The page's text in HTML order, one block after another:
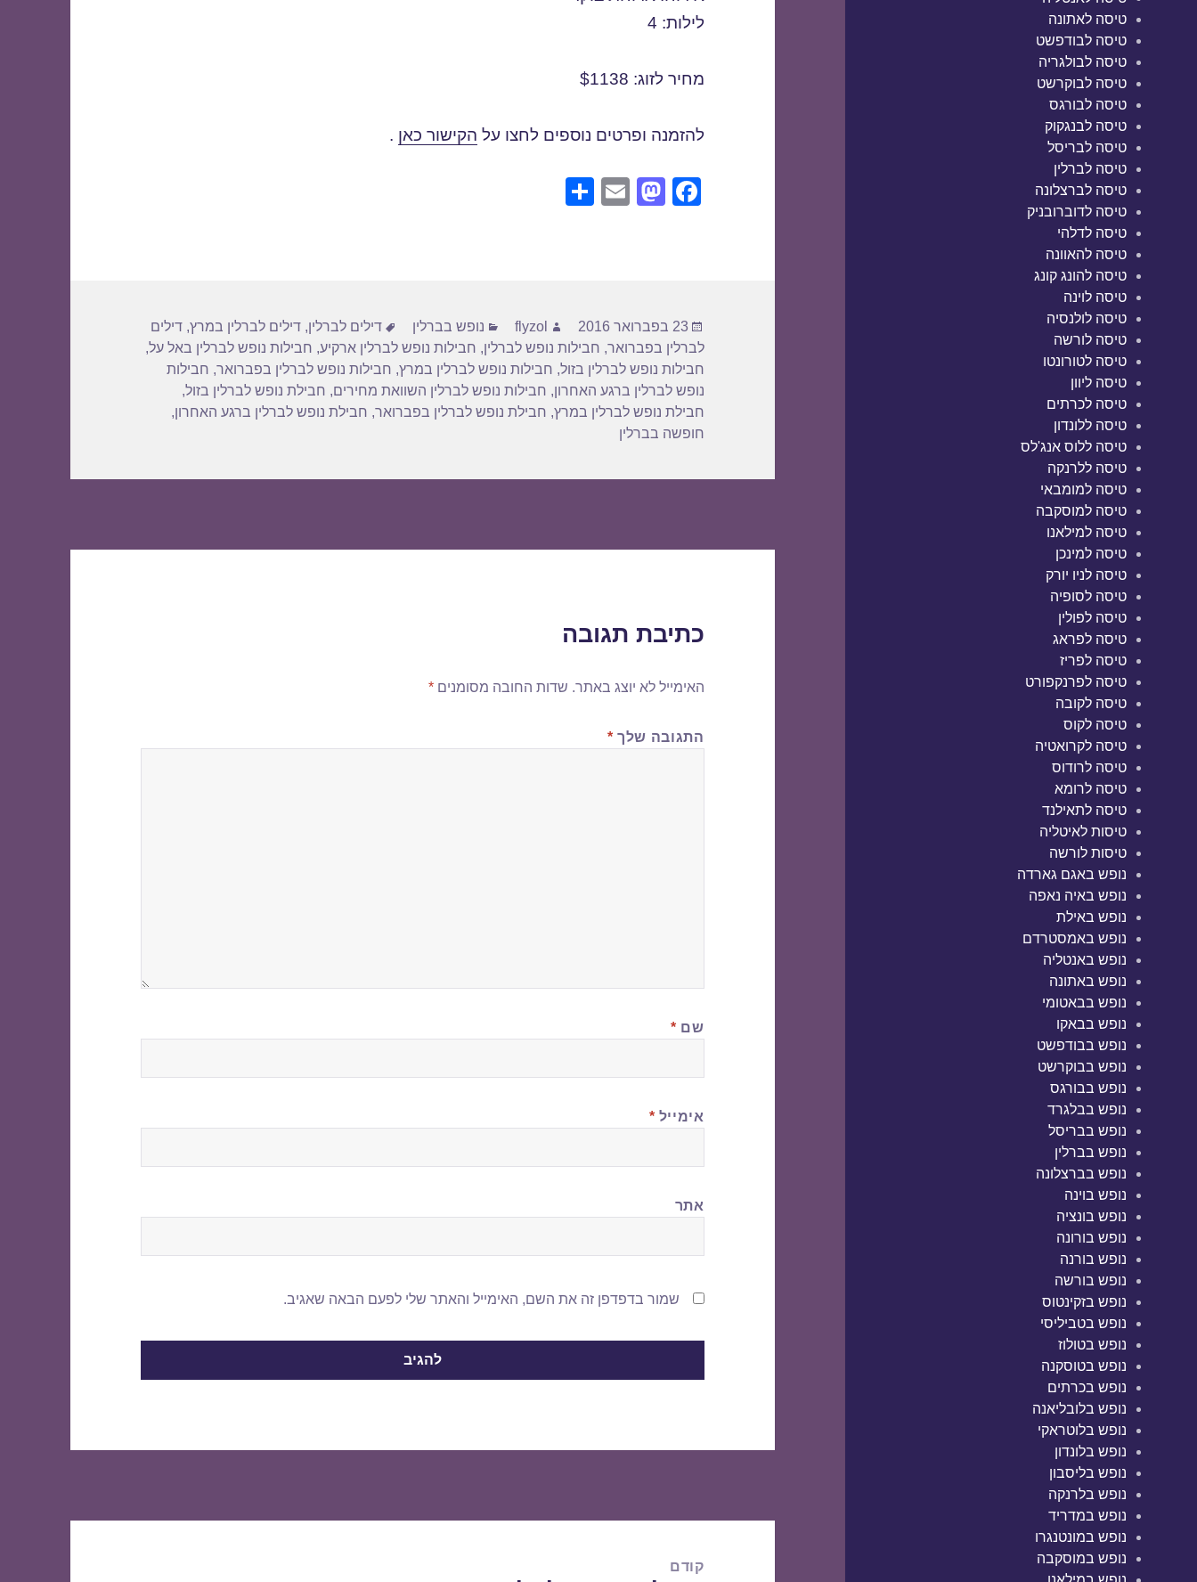
טיסה לאתונה
טיסה לבודפשט
טיסה לבולגריה
טיסה לבוקרשט
טיסה לבורגס
טיסה לבנגקוק
טיסה לבריסל
טיסה לברלין
טיסה לברצלונה
טיסה לדוברובניק
טיסה לדלהי
טיסה להאוונה
טיסה להונג קונג
טיסה לוינה
טיסה לולנסיה
טיסה לורשה
טיסה לטורונטו
טיסה ליוון
טיסה לכרתים
טיסה ללונדון
טיסה ללוס אנג'לס
טיסה ללרנקה
טיסה למומבאי
טיסה למוסקבה
טיסה למילאנו
טיסה למינכן
טיסה לניו יורק
טיסה לסופיה
טיסה לפולין
טיסה לפראג
טיסה לפריז
טיסה לפרנקפורט
טיסה לקובה
טיסה לקוס
טיסה לקרואטיה
טיסה לרודוס
טיסה לרומא
טיסה לתאילנד
טיסות לאיטליה
טיסות לורשה
נופש באגם גארדה
נופש באיה נאפה
נופש באילת
נופש באמסטרדם
נופש באנטליה
נופש באתונה
נופש בבאטומי
נופש בבאקו
נופש בבודפשט
נופש בבוקרשט
נופש בבורגס
נופש בבלגרד
נופש בבריסל
נופש בברלין
נופש בברצלונה
נופש בוינה
נופש בונציה
נופש בורונה
נופש בורנה
נופש בורשה
נופש בזקינטוס
נופש בטביליסי
נופש בטולוז
נופש בטוסקנה
נופש בכרתים
נופש בלובליאנה
נופש בלוטראקי
נופש בלונדון
נופש בליסבון
נופש בלרנקה
נופש במדריד
נופש במונטנגרו
נופש במוסקבה
לילות: 4
מחיר לזוג: $1138
להזמנה ופרטים נוספים לחצו על הקישור כאן .
F
o
o
k
M
o
n
E
פורסם
בתאריך
23 בפברואר 2016 מחבר
flyzol קטגוריות
נופש בברלין תגיות
דילים לברלין,דילים לברלין במרץ,דילים
לברלין בפברואר, חבילות נופש לברלין, חבילות נופש לברלין ארקיע, חבילות נופש לברלין באל על,
חבילות נופש לברלין בזול, חבילות נופש לברלין במרץ, חבילות נופש לברלין בפברואר, חבילות
נופש לברלין ברגע האחרון, חבילות נופש לברלין השוואת מחירים, חבילת נופש לברלין בזול,
חבילת נופש לברלין במרץ, חבילת נופש לברלין בפברואר, חבילת נופש לברלין ברגע האחרון,
חופשה בברלין
כתיבת תגובה
האימייל לא יוצג באתר. שדות החובה מסומנים*
התגובה שלך *
שם *
אימייל *
אתר
שמור בדפדפן זה את השם, האימייל והאתר שלי לפעם הבאה שאגיב.
קודם